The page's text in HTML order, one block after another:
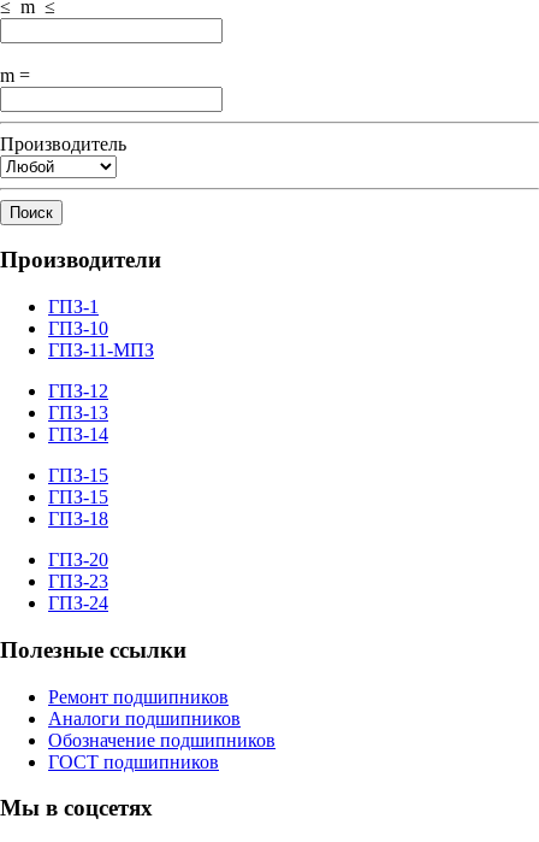
≤ m ≤
m =
Производитель
Поиск
Производители
ГПЗ-1
ГПЗ-10
ГПЗ-11-МПЗ
ГПЗ-12
ГПЗ-13
ГПЗ-14
ГПЗ-15
ГПЗ-15
ГПЗ-18
ГПЗ-20
ГПЗ-23
ГПЗ-24
Полезные ссылки
Ремонт подшипников
Аналоги подшипников
Обозначение подшипников
ГОСТ подшипников
Мы в соцсетях